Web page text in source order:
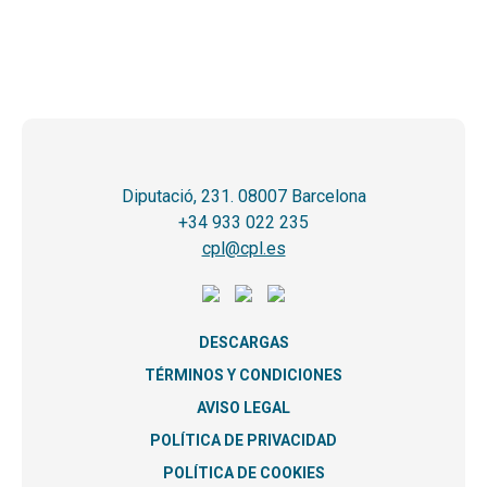
Diputació, 231. 08007 Barcelona
+34 933 022 235
cpl@cpl.es
DESCARGAS
TÉRMINOS Y CONDICIONES
AVISO LEGAL
POLÍTICA DE PRIVACIDAD
POLÍTICA DE COOKIES